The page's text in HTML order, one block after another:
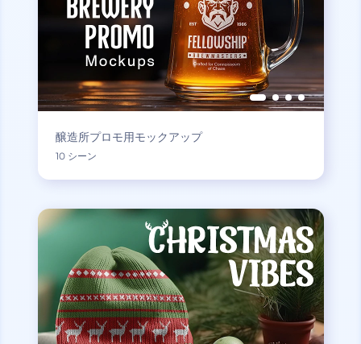
醸造所プロモ用モックアップ
10 シーン